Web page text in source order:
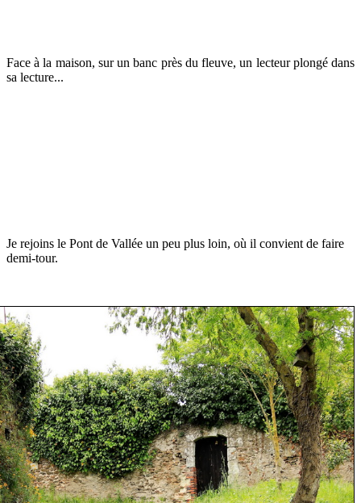
Face à la maison, sur un banc près du fleuve, un lecteur plongé dans
sa lecture...
Je rejoins le Pont de Vallée un peu plus loin, où il convient de faire
demi-tour.